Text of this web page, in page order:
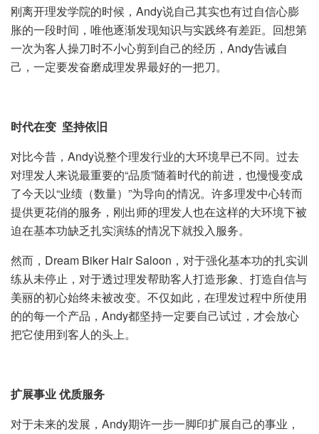
刚离开理发学院的时候，Andy说自己其实也有过自信心膨
胀的一段时间，唯他逐渐发现知识与实践终有差距。回想第
一次为客人操刀时不小心剪到自己的经历，Andy告诫自
己，一定要发奋磨成理发界最好的一把刀。
时代在变 坚持依旧
对比今昔，Andy说整个理发行业的大环境早已不同。过去
对理发人来说最重要的“品质”随着时代的前进，也慢慢变成
了今天以“业绩（数量）”为导向的情况。许多理发中心转而
提供更花俏的服务，刚出师的理发人也在这样的大环境下被
迫在基本功缺乏扎实演练的情况下就投入服务。
然而，Dream Biker Hair Saloon，对于强化基本功的扎实训
练从未停止，对于透过理发帮助客人打造形象、打造自信与
美丽的初心始终未被改变。不仅如此，在理发过程中所使用
的的每一个产品，Andy都坚持一定要自己试过，才会放心
把它使用到客人的头上。
扩展事业优质服务
对于未来的发展，Andy期许一步一脚印扩展自己的事业，